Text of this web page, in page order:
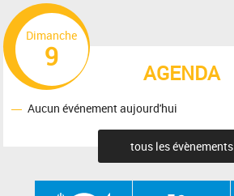
AGENDA
Dimanche
9
Aucun événement aujourd'hui
tous les évènements